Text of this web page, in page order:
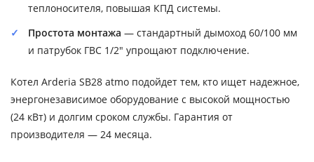
теплоносителя, повышая КПД системы.
Простота монтажа — стандартный дымоход 60/100 мм
и патрубок ГВС 1/2" упрощают подключение.
Котел Arderia SB28 atmo подойдет тем, кто ищет надежное,
энергонезависимое оборудование с высокой мощностью
(24 кВт) и долгим сроком службы. Гарантия от
производителя — 24 месяца.